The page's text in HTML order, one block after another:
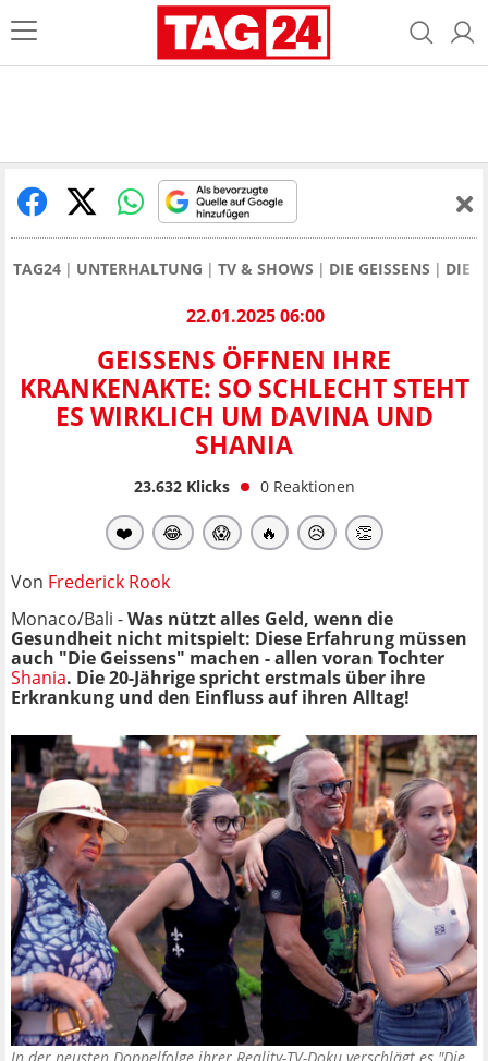
TAG24 UNTERHALTUNG TV & SHOWS DIE GEISSENS DIE
22.01.2025 06:00
GEISSENS ÖFFNEN IHRE
KRANKENAKTE: SO SCHLECHT STEHT
ES WIRKLICH UM DAVINA UND
SHANIA
23.632Klicks 0 Reaktionen
❤️ 😂 😱 🔥 😥 👏
Von Frederick Rook
Monaco/Bali -Was nützt alles Geld, wenn die
Gesundheit nicht mitspielt: Diese Erfahrung müssen
auch "Die Geissens" machen - allen voran Tochter
Shania. Die 20-Jährige spricht erstmals über ihre
Erkrankung und den Einfluss auf ihren Alltag!